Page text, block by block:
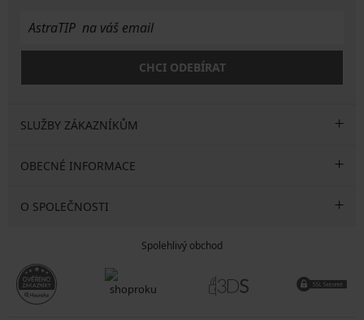
CHCI ODEBÍRAT
SLUŽBY ZÁKAZNÍKŮM
OBECNÉ INFORMACE
O SPOLEČNOSTI
Spolehlivý obchod